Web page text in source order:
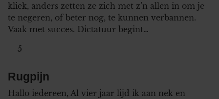
kliek, anders zetten ze zich met z’n allen in om je
te negeren, of beter nog, te kunnen verbannen.
Vaak met succes. Dictatuur begint…
5
Rugpijn
Hallo iedereen, Al vier jaar lijd ik aan nek en